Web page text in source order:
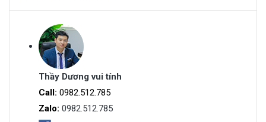
Thầy Dương vui tính
Call: 0982.512.785
Zalo: 0982.512.785